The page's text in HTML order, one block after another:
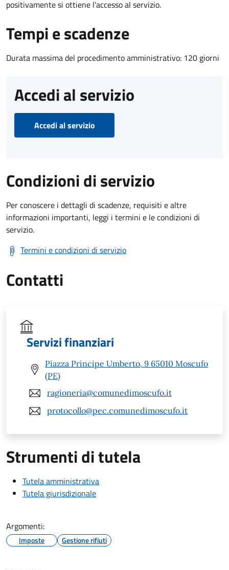
positivamente si ottiene l'accesso al servizio.
Tempi e scadenze
Durata massima del procedimento amministrativo: 120 giorni
Accedi al servizio
Accedi al servizio
Condizioni di servizio
Per conoscere i dettagli di scadenze, requisiti e altre
informazioni importanti, leggi i termini e le condizioni di
servizio.
Termini e condizioni di servizio
Contatti
Servizi finanziari
Piazza Principe Umberto, 9 65010 Moscufo
(PE)
ragioneria@comunedimoscufo.it
protocollo@pec.comunedimoscufo.it
Strumenti di tutela
Tutela amministrativa
Tutela giurisdizionale
Argomenti:
Imposte Gestione rifiuti